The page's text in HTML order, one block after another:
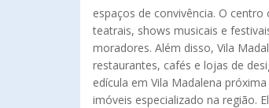
espaços de convivência. O
teatrais, shows musicais e
moradores. Além disso, Vila
restaurantes, cafés e lojas de
edícula em Vila Madalena
imóveis especializado na região.